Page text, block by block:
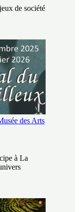
de société
des Arts
à La